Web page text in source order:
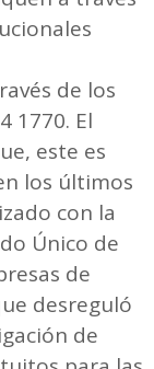
de los
1770. El
este es
los últimos
con la
Único de
de
desreguló
de